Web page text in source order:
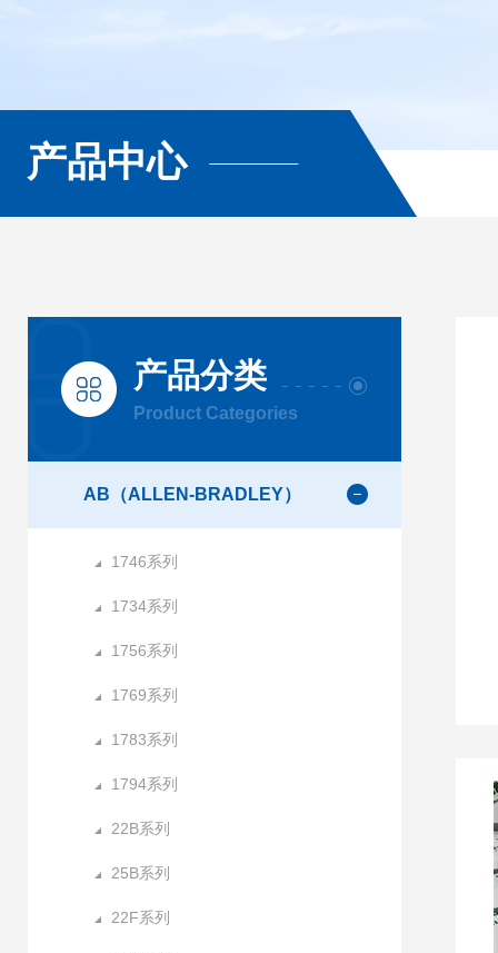
产品中心
产品分类
Product Categories
AB（ALLEN-BRADLEY）
1746系列
1734系列
1756系列
1769系列
1783系列
1794系列
22B系列
25B系列
22F系列